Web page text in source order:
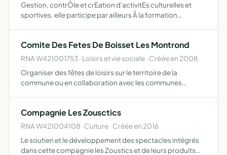
Gestion, contrÔle et crEation d'activitEs culturelles et
sportives. elle participe par ailleurs Â la formation
Comite Des Fetes De Boisset Les Montrond
RNA W421001753 · Loisirs et vie sociale · Créée en 2008
Organiser des fêtes de loisirs sur le territoire de la
commune ou en collaboration avec les communes
Compagnie Les Zousctics
RNA W421004108 · Culture · Créée en 2016
Le soutien et le développement des spectacles intégrés
dans cette compagnie les Zoustics et de leurs produits